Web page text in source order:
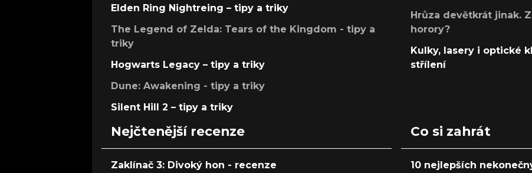
Elden Ring Nightreing – tipy a triky
The Legend of Zelda: Tears of the Kingdom - tipy a
triky
Hogwarts Legacy – tipy a triky
Dune: Awakening - tipy a triky
Silent Hill 2 – tipy a triky
Hrůza devětkrát jinak.
horory?
Kulky, lasery i optické
střílení
Nejčtenější recenze
Zaklínač 3: Divoký hon - recenze
Co si zahrát
10 nejlepších